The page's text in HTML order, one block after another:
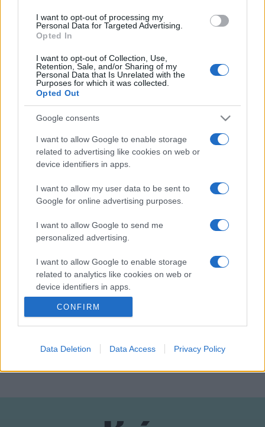
I want to opt-out of processing my
Personal Data for Targeted Advertising.
Opted In
I want to opt-out of Collection, Use,
Retention, Sale, and/or Sharing of my
Personal Data that Is Unrelated with the
Purposes for which it was collected.
Opted Out
Google consents
I want to allow Google to enable storage
related to advertising like cookies on web or
device identifiers in apps.
I want to allow my user data to be sent to
Google for online advertising purposes.
I want to allow Google to send me
personalized advertising.
I want to allow Google to enable storage
related to analytics like cookies on web or
device identifiers in apps.
I want to allow Google to enable storage
I want to allow Google to enable storage
CONFIRM
Data Deletion Data Access Privacy Policy
konferencián felszólalnak, mind-mind gazdag tapasztalattal
és stratégiai szemlélettel bírnak a maguk területén, hiszünk
abban, hogy érdemes rájuk figyelni, tanulni tőlük” – Balogh
Máté András, az Art is Business kezdeményezés vezetője.
A konferencia több témakörből áll, amelyeket egy-egy
nemzetközi és hazai szakember vezet fel. Ezen témák
kifejtésében, kerekasztal-beszélgetések formájában
vesznek részt fele-fele arányban vállalati és kulturális
Részletes program: www.artisbusinessconference.hu
Kiemelt kép: bobai photography, Maurer Milán oldala
ART IS BUSINESS KONFERENCIA PROGRAM
MEGOSZTÁS